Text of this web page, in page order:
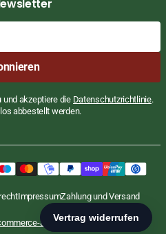
Zimt, reines
Regulärer
Preis
€2,49
EUR
/PRO
L
und akzeptiere die Datenschutzrichtlinie.
abbestellt werden.
ImpressumZahlung und Versand
agentur.net